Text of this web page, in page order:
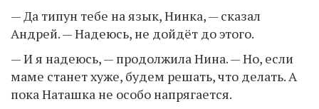
— Да типун тебе на язык, Нинка, — сказал
Андрей. — Надеюсь, не дойдёт до этого.
— И я надеюсь, — продолжила Нина. — Но, если
маме станет хуже, будем решать, что делать. А
пока Наташка не особо напрягается.